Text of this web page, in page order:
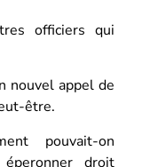
officiers qui
nouvel appel de
être.
pouvait-on
droit